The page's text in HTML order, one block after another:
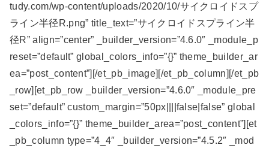
tudy.com/wp-content/uploads/2020/10/サイクロイドスプ
ライン半径R.png” title_text=”サイクロイドスプライン半
径R” align=”center” _builder_version=”4.6.0″ _module_p
reset=”default” global_colors_info=”{}” theme_builder_ar
ea=”post_content”][/et_pb_image][/et_pb_column][/et_pb
_row][et_pb_row _builder_version=”4.6.0″ _module_pre
set=”default” custom_margin=”50px||||false|false” global
_colors_info=”{}” theme_builder_area=”post_content”][et
_pb_column type=”4_4″ _builder_version=”4.5.2″ _mod